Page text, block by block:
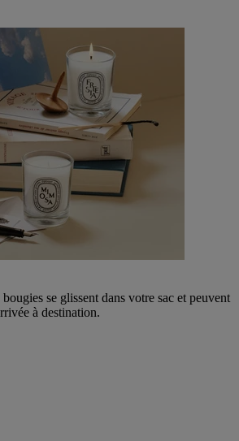
se glissent dans votre sac et peuvent
à destination.